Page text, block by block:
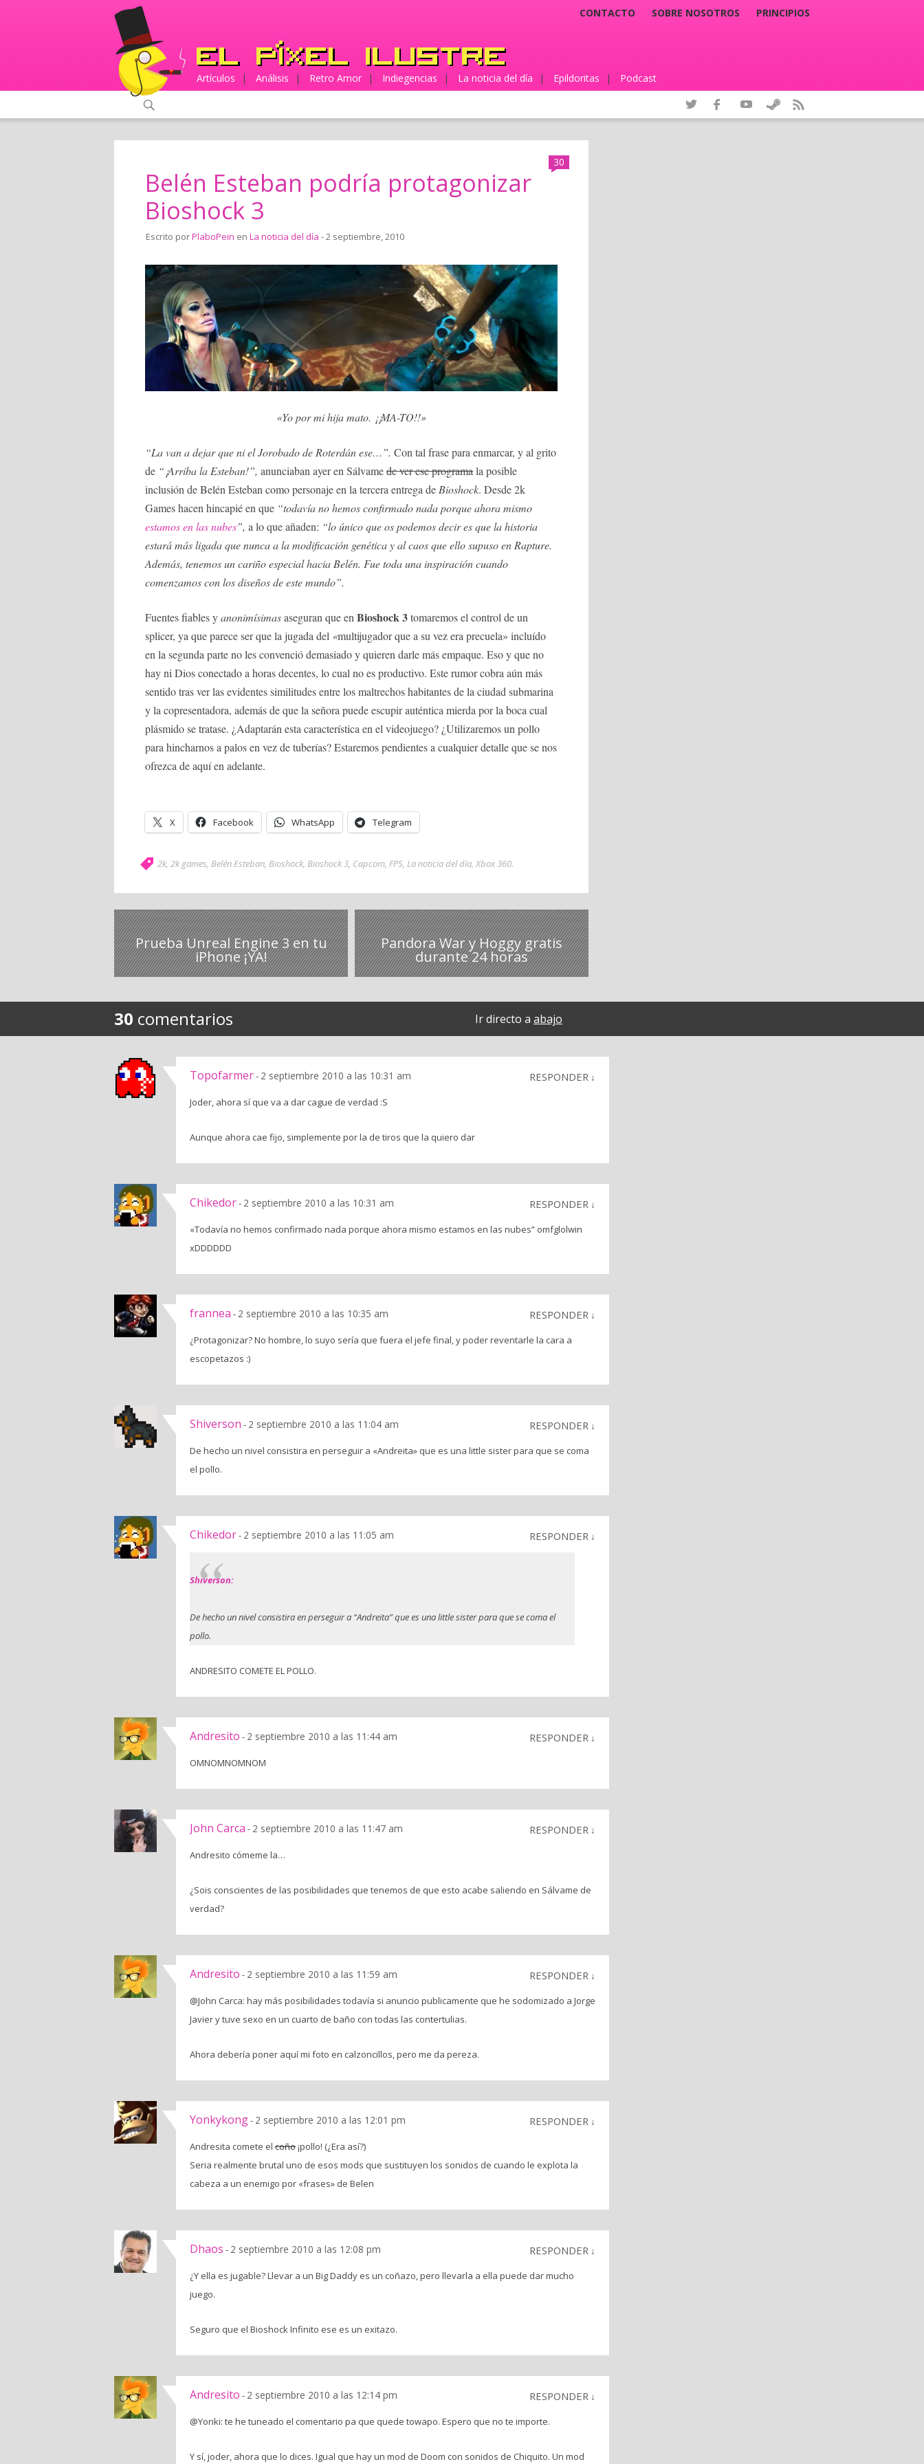
CONTACTO SOBRE NOSOTROS PRINCIPIOS
Artículos | Análisis | Retro Amor | Indiegencias | La noticia del día | Epildoritas | Podcast
30
Belén Esteban podría protagonizar
Bioshock 3
Escrito porPlaboPein en La noticia del día - 2 septiembre, 2010
«Yo por mi hija mato. ¡¡MA-TO!!»
“La van a dejar que ni el Jorobado de Roterdán ese…”. Con tal frase para enmarcar, y al grito
de “¡Arriba la Esteban!”, anunciaban ayer en Sálvamede ver ese programala posible
inclusión de Belén Esteban como personaje en la tercera entrega deBioshock. Desde 2k
Games hacen hincapié en que “todavía no hemos confirmado nada porque ahora mismo
estamos en las nubes”, a lo que añaden: “lo único que os podemos decir es que la historia
estará más ligada que nunca a la modificación genética y al caos que ello supuso en Rapture.
Además, tenemos un cariño especial hacia Belén. Fue toda una inspiración cuando
comenzamos con los diseños de este mundo”.
Fuentes fiables yanonimísimasaseguran que enBioshock 3tomaremos el control de un
splicer, ya que parece ser que la jugada del «multijugador que a su vez era precuela» incluído
en la segunda parte no les convenció demasiado y quieren darle más empaque. Eso y que no
hay ni Dios conectado a horas decentes, lo cual no es productivo. Este rumor cobra aún más
sentido tras ver las evidentes similitudes entre los maltrechos habitantes de la ciudad submarina
y la copresentadora, además de que la señora puede escupir auténtica mierda por la boca cual
plásmido se tratase. ¿Adaptarán esta característica en el videojuego? ¿Utilizaremos un pollo
para hincharnos a palos en vez de tuberías? Estaremos pendientes a cualquier detalle que se nos
ofrezca de aquí en adelante.
X Facebook WhatsApp Telegram
2k, 2k games, Belén Esteban, Bioshock, Bioshock 3, Capcom, FPS, La noticia del día,Xbox 360.
Prueba Unreal Engine 3 en tu
iPhone ¡YA!
Pandora War y Hoggy gratis
durante 24 horas
30 comentarios Ir directo a abajo
Topofarmer- 2 septiembre 2010 a las 10:31 am RESPONDER ↓
Joder, ahora sí que va a dar cague de verdad :S
Aunque ahora cae fijo, simplemente por la de tiros que la quiero dar
Chikedor- 2 septiembre 2010 a las 10:31 am RESPONDER ↓
«Todavía no hemos confirmado nada porque ahora mismo estamos en las nubes” omfglolwin
xDDDDDD
frannea - 2 septiembre 2010 a las 10:35 am RESPONDER ↓
¿Protagonizar? No hombre, lo suyo sería que fuera el jefe final, y poder reventarle la cara a
escopetazos :)
Shiverson - 2 septiembre 2010 a las 11:04 am RESPONDER ↓
De hecho un nivel consistira en perseguir a «Andreita» que es una little sister para que se coma
el pollo.
Chikedor- 2 septiembre 2010 a las 11:05 am RESPONDER ↓
Shiverson:
De hecho un nivel consistira en perseguir a “Andreita” que es una little sister para que se coma el
pollo.
ANDRESITO COMETE EL POLLO.
Andresito - 2 septiembre 2010 a las 11:44 am RESPONDER ↓
OMNOMNOMNOM
John Carca - 2 septiembre 2010 a las 11:47 am RESPONDER ↓
Andresito cómeme la…
¿Sois conscientes de las posibilidades que tenemos de que esto acabe saliendo en Sálvame de
verdad?
Andresito - 2 septiembre 2010 a las 11:59 am RESPONDER ↓
@John Carca: hay más posibilidades todavía si anuncio publicamente que he sodomizado a Jorge
Javier y tuve sexo en un cuarto de baño con todas las contertulias.
Ahora debería poner aquí mi foto en calzoncillos, pero me da pereza.
Yonkykong- 2 septiembre 2010 a las 12:01 pm RESPONDER ↓
Andresita comete el coño¡pollo! (¿Era así?)
Seria realmente brutal uno de esos mods que sustituyen los sonidos de cuando le explota la
cabeza a un enemigo por «frases» de Belen
Dhaos - 2 septiembre 2010 a las 12:08 pm RESPONDER ↓
¿Y ella es jugable? Llevar a un Big Daddy es un coñazo, pero llevarla a ella puede dar mucho
juego.
Seguro que el Bioshock Infinito ese es un exitazo.
Andresito - 2 septiembre 2010 a las 12:14 pm RESPONDER ↓
@Yonki: te he tuneado el comentario pa que quede towapo. Espero que no te importe.
Y sí, joder, ahora que lo dices. Igual que hay un mod de Doom con sonidos de Chiquito. Un mod